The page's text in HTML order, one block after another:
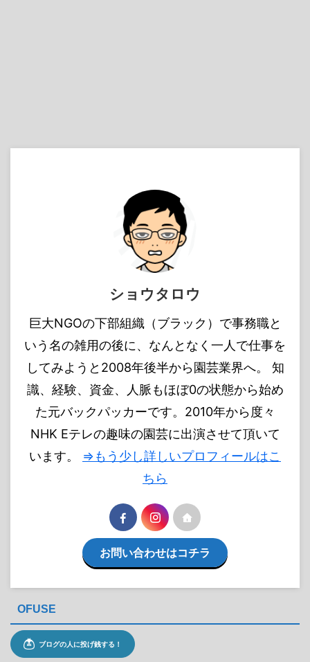
ショウタロウ
巨大NGOの下部組織（ブラック）で事務職と
いう名の雑用の後に、なんとなく一人で仕事を
してみようと2008年後半から園芸業界へ。 知
識、経験、資金、人脈もほぼ0の状態から始め
た元バックパッカーです。2010年から度々
NHK Eテレの趣味の園芸に出演させて頂いて
います。 ⇒もう少し詳しいプロフィールはこ
ちら
お問い合わせはコチラ
OFUSE